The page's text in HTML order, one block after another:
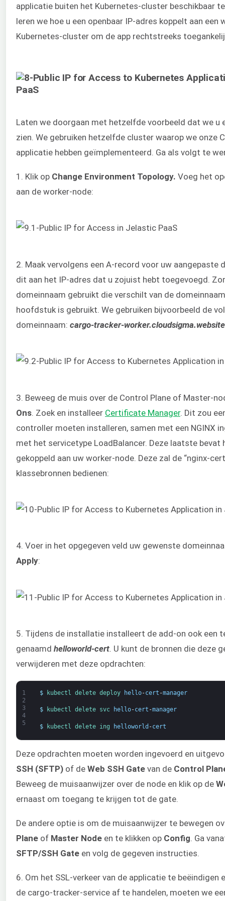
applicatie buiten het Kubernetes-cluster beschikbaar
leren we hoe u een openbaar IP-adres koppelt aan een
Kubernetes-cluster om de app rechtstreeks
Laten we doorgaan met hetzelfde voorbeeld dat we u
zien. We gebruiken hetzelfde cluster waarop we onze
applicatie hebben geïmplementeerd. Ga als volgt te
1. Klik op Change Environment Topology. Voeg het
aan de worker-node:
2. Maak vervolgens een A-record voor uw aangepaste
dit aan het IP-adres dat u zojuist hebt toegevoegd.
domeinnaam gebruikt die verschilt van de
hoofdstuk is gebruikt. We gebruiken bijvoorbeeld de
domeinnaam: cargo-tracker-
3. Beweeg de muis over de Control Plane of Master-
Ons . Zoek en installeer Certificate Manager. Dit zou
controller moeten installeren, samen met een NGINX
met het servicetype LoadBalancer. Deze laatste bevat
gekoppeld aan uw worker-node. Deze zal de “nginx-
klassebronnen bedienen:
4. Voer in het opgegeven veld uw gewenste
Apply:
5. Tijdens de installatie installeert de add-on ook een
genaamd helloworld-cert. U kunt de bronnen die deze
verwijderen met deze opdrachten:
1
2
3
4
5
$ kubectl delete deploy hello-cert -manager
$ kubectl delete svc hello-cert -manager
$ kubectl delete ing helloworld -cert
Deze opdrachten moeten worden ingevoerd en
SSH (SFTP) of de Web SSH Gate van de Control
Beweeg de muisaanwijzer over de node en klik op de
ernaast om toegang te krijgen tot de gate.
De andere optie is om de muisaanwijzer te bewegen
Plane of Master Node en te klikken op Config . Ga
SFTP/SSH Gate en volg de gegeven instructies.
6. Om het SSL-verkeer van de applicatie te beëindigen
de cargo-tracker-service af te handelen, moeten we